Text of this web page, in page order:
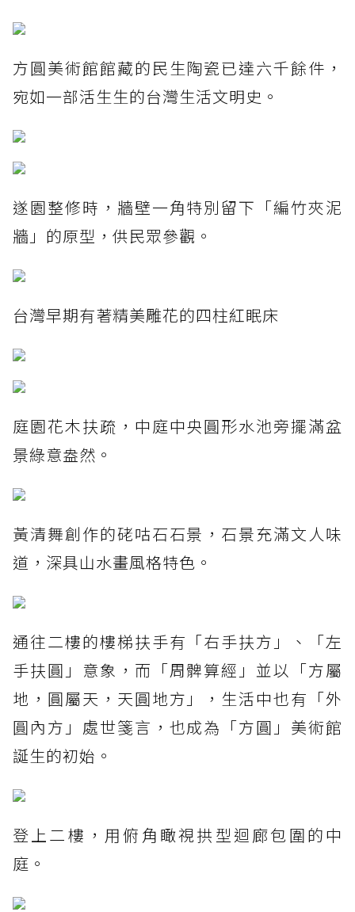
方圓美術館館藏的民生陶瓷已達六千餘件，
宛如一部活生生的台灣生活文明史。
遂園整修時，牆壁一角特別留下「編竹夾泥
牆」的原型，供民眾參觀。
台灣早期有著精美雕花的四柱紅眠床
庭園花木扶疏，中庭中央圓形水池旁擺滿盆
景綠意盎然。
黃清舞創作的硓咕石石景，石景充滿文人味
道，深具山水畫風格特色。
通往二樓的樓梯扶手有「右手扶方」、「左
手扶圓」意象，而「周髀算經」並以「方屬
地，圓屬天，天圓地方」，生活中也有「外
圓內方」處世箋言，也成為「方圓」美術館
誕生的初始。
登上二樓，用俯角瞰視拱型迴廊包圍的中
庭。